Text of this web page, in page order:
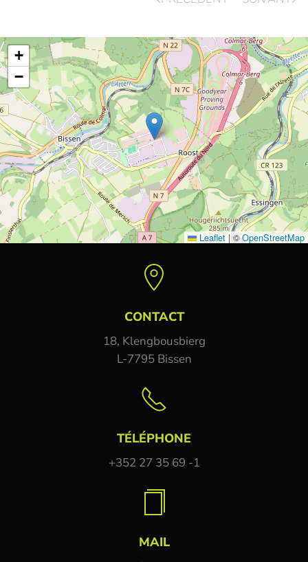
+
−
Leaflet | ©OpenStreetMap
CONTACT
18, Klengbousbierg
L-7795 Bissen
TÉLÉPHONE
+352 27 35 69 -1
MAIL